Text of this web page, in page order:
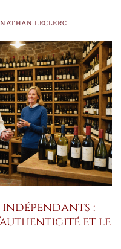
NATHAN LECLERC
:
et le